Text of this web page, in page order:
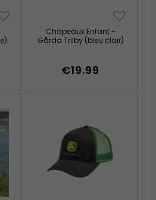
Chapeaux Enfant -
Gårda Trilby (bleu clair)
€19.99